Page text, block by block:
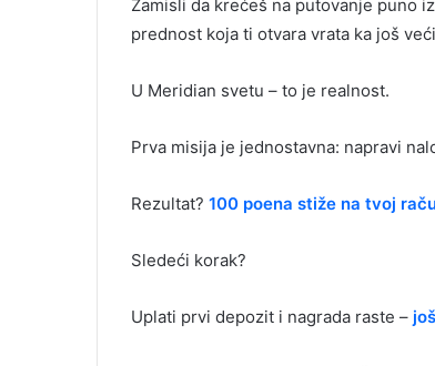
Zamisli da krećeš na putovanje puno
prednost koja ti otvara vrata ka još
U Meridian svetu – to je realnost.
Prva misija je jednostavna: napravi
Rezultat? 100 poena stiže na tvoj
Sledeći korak?
Uplati prvi depozit i nagrada raste –